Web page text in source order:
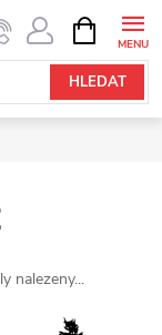
HLEDAT
NÁKUPNÍ
KOŠÍK
nalezeny...